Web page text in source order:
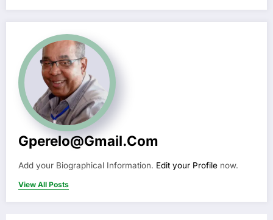
Gperelo@gmail.com
Add your Biographical Information. Edit your Profile now.
View All Posts